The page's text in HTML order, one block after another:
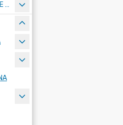
OSTRZEŻENIA METEOROLOGICZNE O ZŁYM STANIE POWIETRZA I INNE